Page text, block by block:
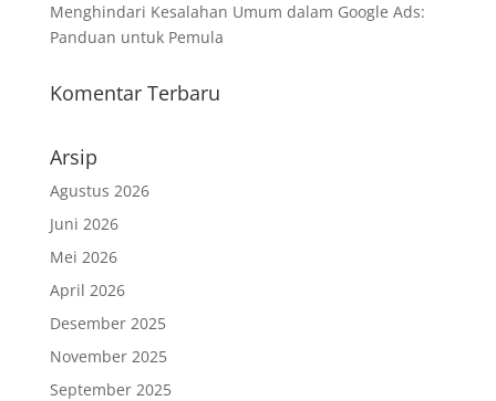
Menghindari Kesalahan Umum dalam Google Ads:
Panduan untuk Pemula
Komentar Terbaru
Arsip
Agustus 2026
Juni 2026
Mei 2026
April 2026
Desember 2025
November 2025
September 2025